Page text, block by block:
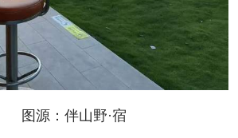
图源：伴山野·宿